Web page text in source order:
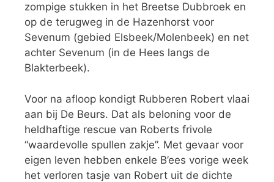
zompige stukken in het Breetse Dubbroek en
op de terugweg in de Hazenhorst voor
Sevenum (gebied Elsbeek/Molenbeek) en net
achter Sevenum (in de Hees langs de
Blakterbeek).
Voor na afloop kondigt Rubberen Robert vlaai
aan bij De Beurs. Dat als beloning voor de
heldhaftige rescue van Roberts frivole
“waardevolle spullen zakje”. Met gevaar voor
eigen leven hebben enkele B’ees vorige week
het verloren tasje van Robert uit de dichte